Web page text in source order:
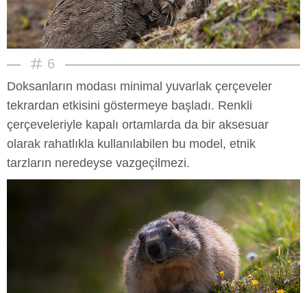
6
Doksanların modası minimal yuvarlak çerçeveler
tekrardan etkisini göstermeye başladı. Renkli
çerçeveleriyle kapalı ortamlarda da bir aksesuar
olarak rahatlıkla kullanılabilen bu model, etnik
tarzların neredeyse vazgeçilmezi.